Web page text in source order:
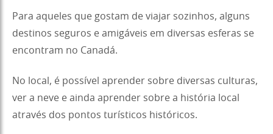
Para aqueles que gostam de viajar sozinhos, alguns
destinos seguros e amigáveis em diversas esferas se
encontram no Canadá.
No local, é possível aprender sobre diversas culturas,
ver a neve e ainda aprender sobre a história local
através dos pontos turísticos históricos.